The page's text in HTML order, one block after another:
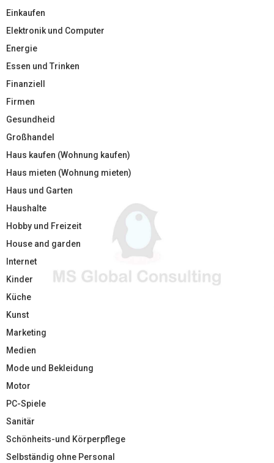
Einkaufen
Elektronik und Computer
Energie
Essen und Trinken
Finanziell
Firmen
Gesundheid
Großhandel
Haus kaufen (Wohnung kaufen)
Haus mieten (Wohnung mieten)
Haus und Garten
Haushalte
Hobby und Freizeit
House and garden
Internet
Kinder
Küche
Kunst
Marketing
Medien
Mode und Bekleidung
Motor
PC-Spiele
Sanitär
Schönheits-und Körperpflege
Selbständig ohne Personal